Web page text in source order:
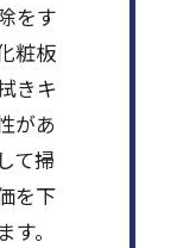
をす
粧板
きキ
があ
て掃
を下
。